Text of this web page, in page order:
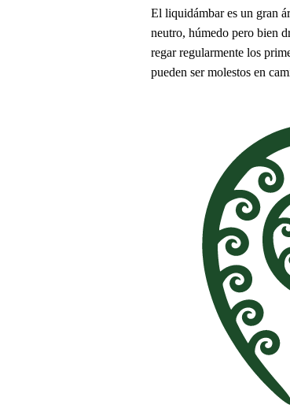
El liquidámbar es un gran
neutro, húmedo pero bien
regar regularmente los
pueden ser molestos en